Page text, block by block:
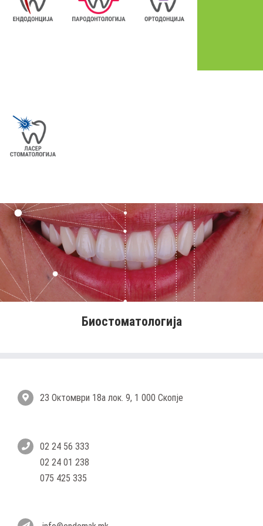
Биостоматологија
23 Октомври 18а лок. 9, 1 000 Скопје
02 24 56 333
02 24 01 238
075 425 335